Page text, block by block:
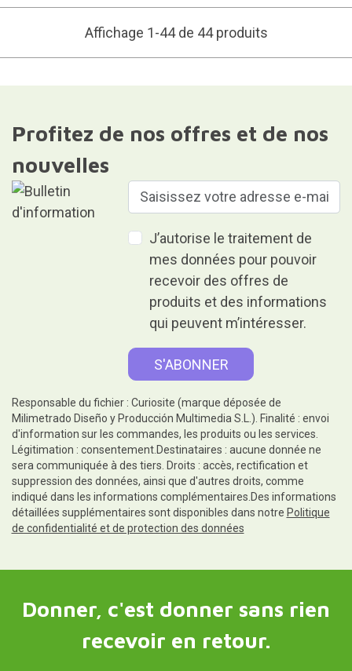
Affichage 1-44 de 44 produits
Profitez de nos offres et de nos
nouvelles
J’autorise le traitement de
mes données pour pouvoir
recevoir des offres de
produits et des informations
qui peuvent m’intéresser.
Responsable du fichier : Curiosite (marque déposée de
Milimetrado Diseño y Producción Multimedia S.L.). Finalité : envoi
d'information sur les commandes, les produits ou les services.
Légitimation : consentement.Destinataires : aucune donnée ne
sera communiquée à des tiers. Droits : accès, rectification et
suppression des données, ainsi que d'autres droits, comme
indiqué dans les informations complémentaires.Des informations
détaillées supplémentaires sont disponibles dans notre Politique
de confidentialité et de protection des données
Donner, c'est donner sans rien
recevoir en retour.